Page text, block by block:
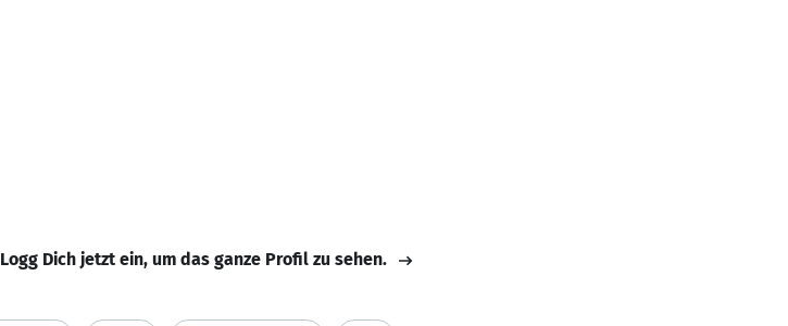
Logg Dich jetzt ein, um das ganze Profil zu sehen.